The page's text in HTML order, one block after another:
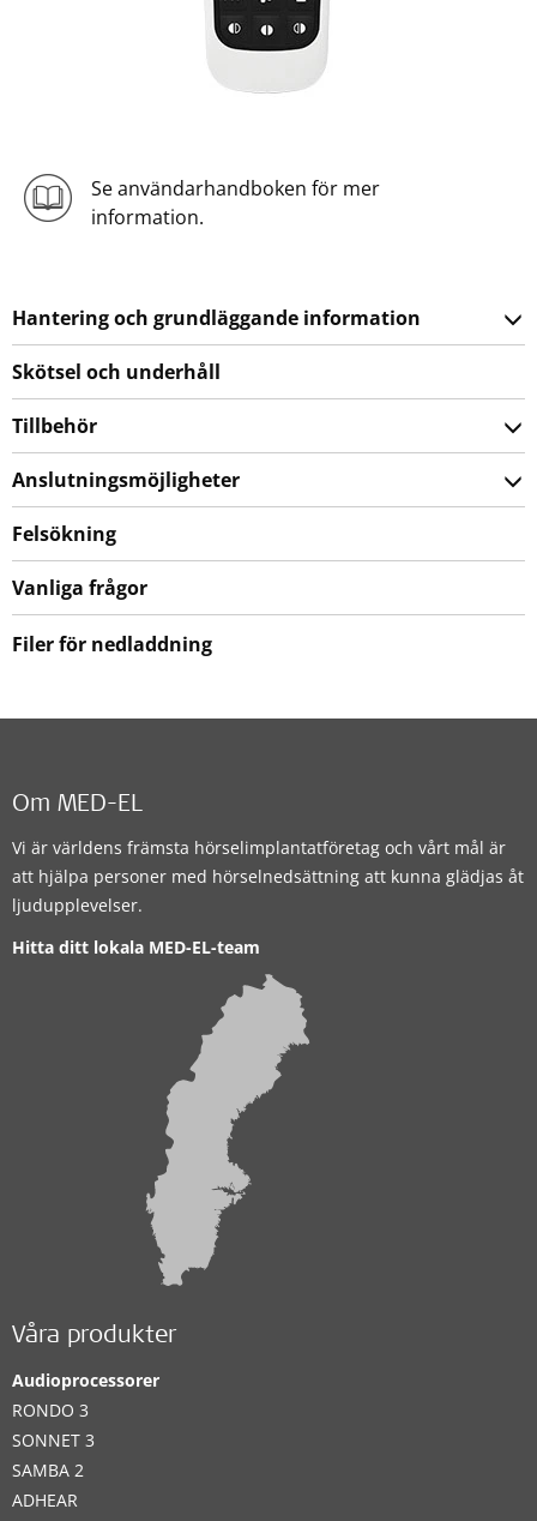
Se användarhandboken för mer
information.
Hantering och grundläggande information
Skötsel och underhåll
Tillbehör
Anslutningsmöjligheter
Felsökning
Vanliga frågor
Filer för nedladdning
Om MED-EL
Vi är världens främsta hörselimplantatföretag och vårt mål är
att hjälpa personer med hörselnedsättning att kunna glädjas åt
ljudupplevelser.
Hitta ditt lokala MED-EL-team
Våra produkter
Audioprocessorer
RONDO 3
SONNET 3
SAMBA 2
ADHEAR